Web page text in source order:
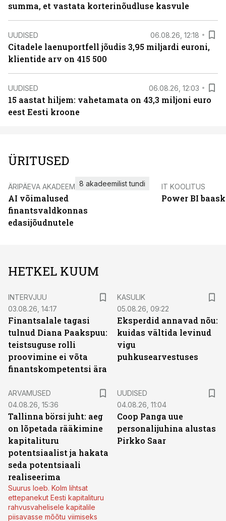
summa, et vastata korterinõudluse kasvule
UUDISED 06.08.26, 12:18
Citadele laenuportfell jõudis 3,95 miljardi euroni,
klientide arv on 415 500
UUDISED 06.08.26, 12:03
15 aastat hiljem: vahetamata on 43,3 miljoni euro
eest Eesti kroone
ÜRITUSED
ÄRIPÄEVA AKADEEMIA
AI võimalused
finantsvaldkonnas
edasijõudnutele
8 akadeemilist tundi IT KOOLITUS
Power BI
HETKEL KUUM
INTERVJUU
03.08.26, 14:17
Finantsalale tagasi
tulnud Diana Paakspuu:
teistsuguse rolli
proovimine ei võta
finantskompetentsi ära
KASULIK
05.08.26, 09:22
Eksperdid annavad nõu:
kuidas vältida levinud
vigu
puhkusearvestuses
ARVAMUSED
04.08.26, 15:36
Tallinna börsi juht: aeg
on lõpetada rääkimine
kapitalituru
potentsiaalist ja hakata
seda potentsiaali
realiseerima
Suurus loeb. Kolm lihtsat
ettepanekut Eesti kapitalituru
rahvusvahelisele kapitalile
piisavasse mõõtu viimiseks
UUDISED
04.08.26, 11:04
Coop Panga uue
personalijuhina alustas
Pirkko Saar